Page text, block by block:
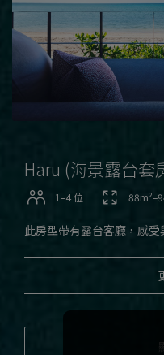
Haru (海景露台套
1–4 位
此房型帶有露台客廳，感